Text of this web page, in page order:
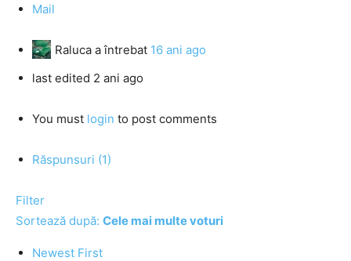
Mail
Raluca a întrebat 16 ani ago
last edited 2 ani ago
You must login to post comments
Răspunsuri (1)
Filter
Sortează după: Cele mai multe voturi
Newest First